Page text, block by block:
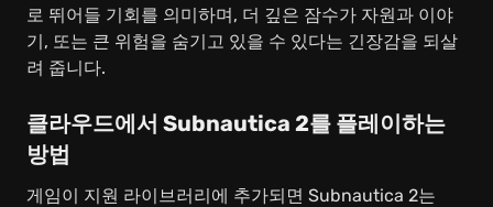
로 뛰어들 기회를 의미하며, 더 깊은 잠수가 자원과 이야
기, 또는 큰 위험을 숨기고 있을 수 있다는 긴장감을 되살
려 줍니다.
클라우드에서 Subnautica 2를 플레이하는
방법
게임이 지원 라이브러리에 추가되면 Subnautica 2는